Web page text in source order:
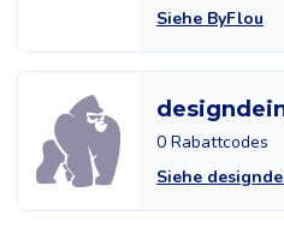
Siehe ByFlou
0 Rabattcodes
Siehe